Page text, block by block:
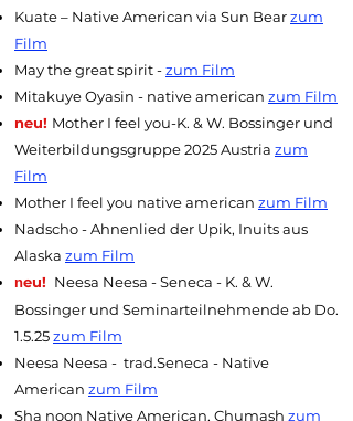
Kuate – Native American via Sun Bearzum
Film
May the great spirit -zum Film
Mitakuye Oyasin - native american zum Film
neu! Mother I feel you-K. & W. Bossinger und
Weiterbildungsgruppe 2025 Austria zum
Film
Mother I feel you native american zum Film
Nadscho - Ahnenlied der Upik, Inuits aus
Alaska zum Film
neu! Neesa Neesa - Seneca - K. & W.
Bossinger und Seminarteilnehmende ab Do.
1.5.25zum Film
Neesa Neesa - trad.Seneca - Native
American zum Film
Sha noon Native American, Chumash zum